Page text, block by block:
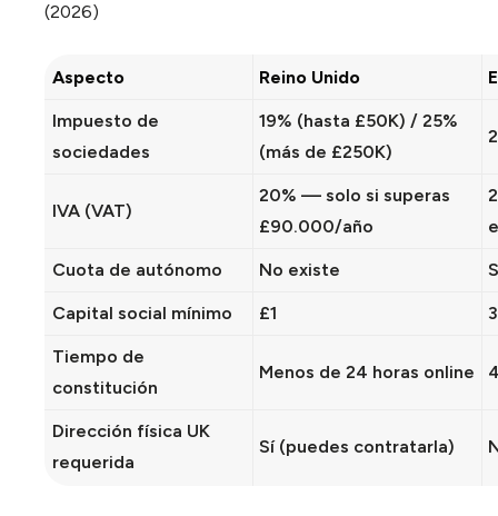
(2026)
Aspecto Reino Unido
Impuesto de
sociedades
19% (hasta £50K) / 25%
(más de £250K)
IVA (VAT)
20% — solo si superas
£90.000/año
Cuota de autónomo No existe
Capital social mínimo £1
Tiempo de
constitución
Menos de 24 horas online
Dirección física UK
requerida
Sí (puedes contratarla)